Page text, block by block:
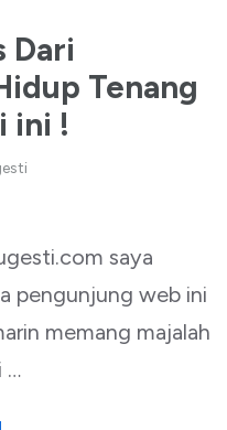
Dari
Tenang
ini !
saya
pengunjung web ini
memang majalah
…